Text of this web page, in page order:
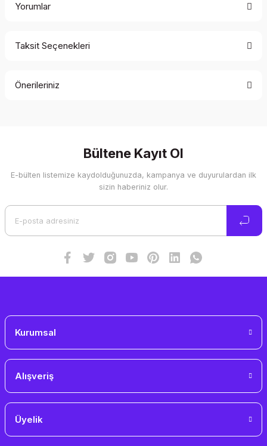
Yorumlar
Taksit Seçenekleri
Önerileriniz
Görüş ve önerileriniz için teşekkür ederiz.
Ürün resmi kalitesiz, bozuk veya görüntülenemiyor.
Bültene Kayıt Ol
E-bülten listemize kaydolduğunuzda, kampanya ve duyurulardan ilk
sizin haberiniz olur.
Kurumsal
Alışveriş
Üyelik